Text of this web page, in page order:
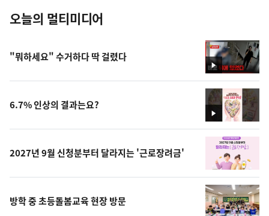
오늘의 멀티미디어
영
상
"뭐하세요" 수거하다 딱 걸렸다
영
상
6.7% 인상의 결과는요?
2027년 9월 신청분부터 달라지는 '근로장려금'
방학 중 초등돌봄교육 현장 방문